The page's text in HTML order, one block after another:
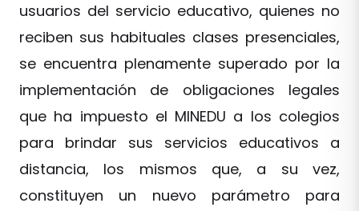
usuarios del servicio educativo, quienes no
reciben sus habituales clases presenciales,
se encuentra plenamente superado por la
implementación de obligaciones legales
que ha impuesto el MINEDU a los colegios
para brindar sus servicios educativos a
distancia, los mismos que, a su vez,
constituyen un nuevo parámetro para